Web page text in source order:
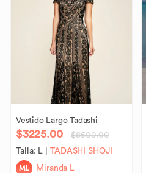
Vestido Largo Tadashi
$3225.00
$8500.00
Talla: L TADASHI SHOJI
ML Miranda L